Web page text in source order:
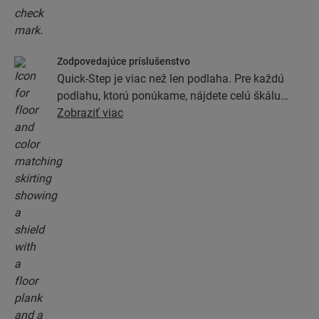
Zodpovedajúce príslušenstvo
Quick-Step je viac než len podlaha. Pre každú
podlahu, ktorú ponúkame, nájdete celú škálu
príslušenstva vrátane podkladových vrstiev,
Zobraziť viac